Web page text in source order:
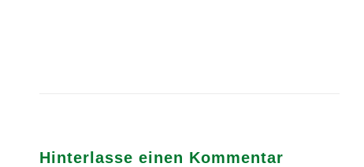
Hinterlasse einen Kommentar